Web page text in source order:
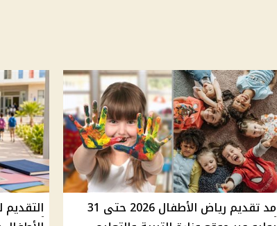
مد تقديم رياض الأطفال 2026 حتى 31